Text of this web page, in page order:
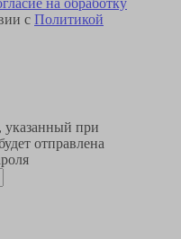
на обработку
с Политикой
указанный при
отправлена